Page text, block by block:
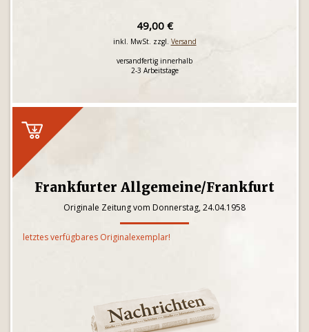
49,00 €
inkl. MwSt. zzgl. Versand
versandfertig innerhalb
2-3 Arbeitstage
Frankfurter Allgemeine/Frankfurt
Originale Zeitung vom Donnerstag, 24.04.1958
letztes verfügbares Originalexemplar!